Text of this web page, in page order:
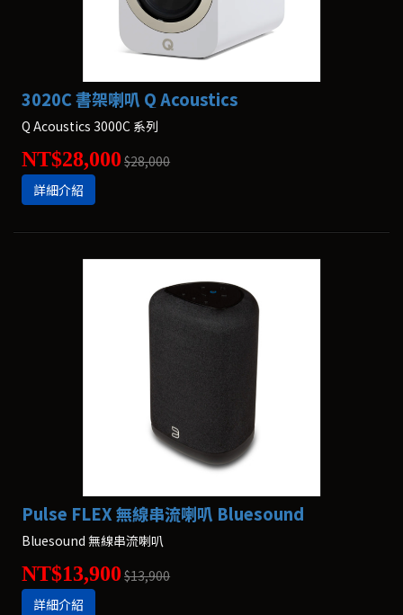
3020C 書架喇叭 Q Acoustics
Q Acoustics 3000C 系列
NT$28,000 $28,000
詳細介紹
Pulse FLEX 無線串流喇叭 Bluesound
Bluesound 無線串流喇叭
NT$13,900 $13,900
詳細介紹